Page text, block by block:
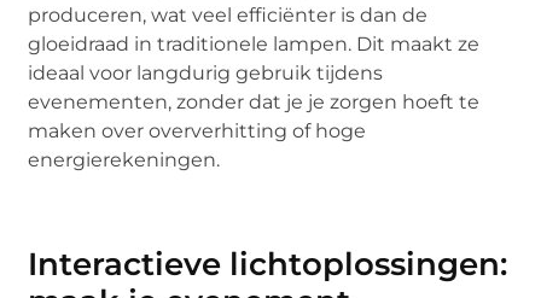
produceren, wat veel efficiënter is dan de
gloeidraad in traditionele lampen. Dit maakt ze
ideaal voor langdurig gebruik tijdens
evenementen, zonder dat je je zorgen hoeft te
maken over oververhitting of hoge
energierekeningen.
Interactieve lichtoplossingen: